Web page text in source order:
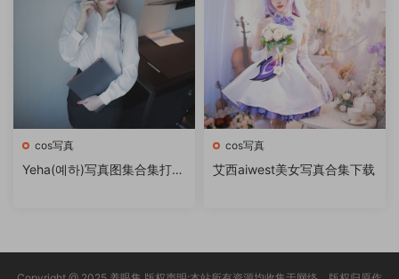
cos写真
Yeha(예하)写真图集合集打包
cos写真
艾西aiwest美女写真合集下载